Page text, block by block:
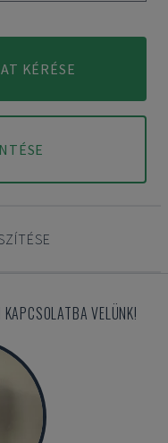
KÉRÉSE
VELÜNK!